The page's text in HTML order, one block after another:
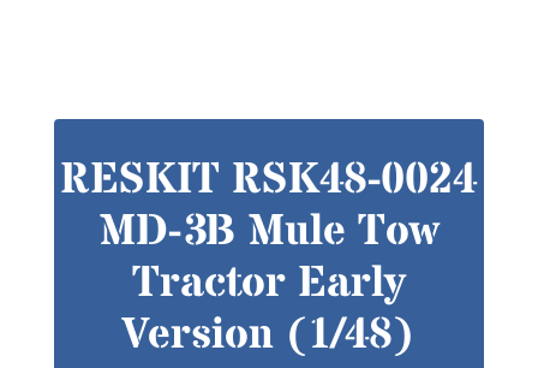
RESKIT RSK48-0024
MD-3B Mule Tow
Tractor Early
Version (1/48)